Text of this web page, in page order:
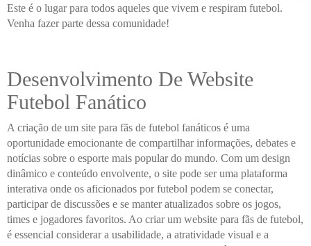
Este é o lugar para todos aqueles que vivem e respiram futebol.
Venha fazer parte dessa comunidade!
Desenvolvimento De Website
Futebol Fanático
A criação de um site para fãs de futebol fanáticos é uma
oportunidade emocionante de compartilhar informações, debates e
notícias sobre o esporte mais popular do mundo. Com um design
dinâmico e conteúdo envolvente, o site pode ser uma plataforma
interativa onde os aficionados por futebol podem se conectar,
participar de discussões e se manter atualizados sobre os jogos,
times e jogadores favoritos. Ao criar um website para fãs de futebol,
é essencial considerar a usabilidade, a atratividade visual e a